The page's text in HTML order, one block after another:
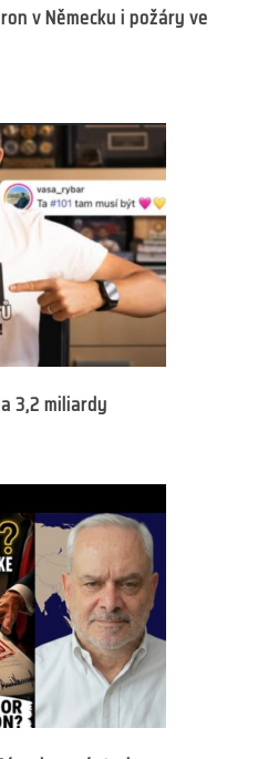
v Německu i požáry ve
3,2 miliardy